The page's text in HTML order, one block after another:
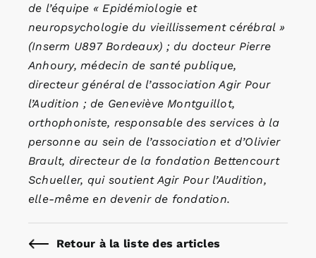
de l’équipe « Epidémiologie et
neuropsychologie du vieillissement cérébral »
(Inserm U897 Bordeaux) ; du docteur Pierre
Anhoury, médecin de santé publique,
directeur général de l’association Agir Pour
l’Audition ; de Geneviève Montguillot,
orthophoniste, responsable des services à la
personne au sein de l’association et d’Olivier
Brault, directeur de la fondation Bettencourt
Schueller, qui soutient Agir Pour l’Audition,
elle-même en devenir de fondation.
Retour à la liste des articles